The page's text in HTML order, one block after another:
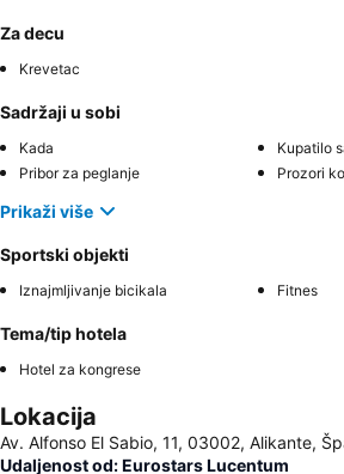
Za decu
Krevetac
Sadržaji u sobi
Kada
Kupatilo
Pribor za peglanje
Prozori
Prikaži više
Sportski objekti
Iznajmljivanje bicikala Fitnes
Tema/tip hotela
Hotel za kongrese
Lokacija
Av. Alfonso El Sabio, 11, 03002, Alikante,
Udaljenost od: Eurostars Lucentum